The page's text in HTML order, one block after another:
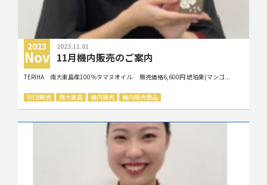
2023
Nov
2023.11.01
11月機内販売のご案内
TERIHA 南大東島産100％タマヌオイル 販売価格6,600円 琥珀果(マンゴ...
WEB販売 南大東島 機内販売 機内販売商品